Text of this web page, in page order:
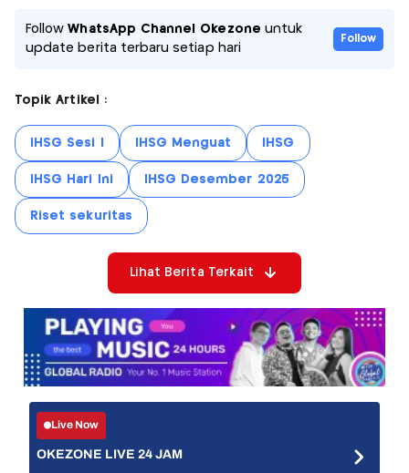
FollowWhatsApp Channel Okezone untuk
update berita terbaru setiap hari
Follow
Topik Artikel :
IHSG Sesi I IHSG Menguat IHSG
IHSG Hari Ini IHSG Desember 2025
Riset sekuritas
Lihat Berita Terkait
Live Now
OKEZONE LIVE 24 JAM